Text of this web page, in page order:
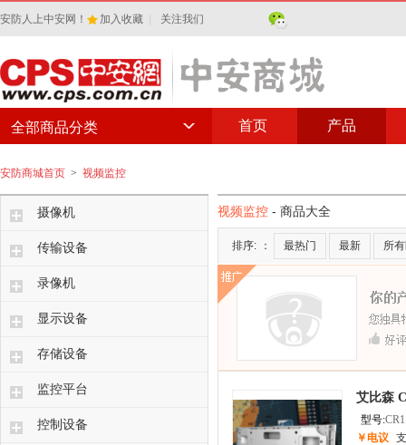
安防人上中安网！ 加入收藏 关注我们
首页 产品
全部商品分类
安防商城首页 > 视频监控
摄像机
传输设备
录像机
显示设备
存储设备
监控平台
控制设备
视频监控 - 商品大全
排序: ： 最热门 最新 所
艾比森
型号:
￥电议